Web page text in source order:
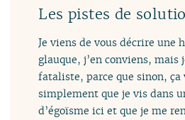
Les pistes de
Je viens de vous décrire une
glauque, j’en conviens, mais
fataliste, parce que sinon,
simplement que je vis dans
d’égoïsme ici et que je me